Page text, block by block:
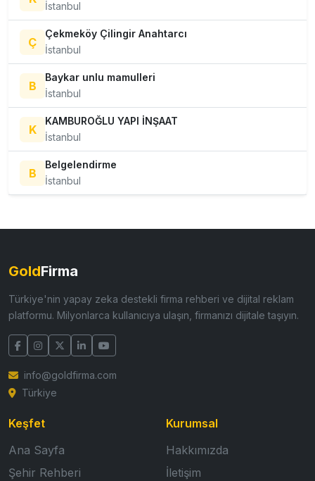
İstanbul
Ç
Çekmeköy Çilingir Anahtarcı
İstanbul
B
Baykar unlu mamulleri
İstanbul
K
KAMBUROĞLU YAPI İNŞAAT
İstanbul
B
Belgelendirme
İstanbul
GoldFirma
Türkiye'nin yapay zeka destekli firma rehberi ve dijital reklam
platformu. Milyonlarca kullanıcıya ulaşın, firmanızı dijitale taşıyın.
info@goldfirma.com
Türkiye
Keşfet
Ana Sayfa
Şehir Rehberi
Kurumsal
Hakkımızda
İletişim